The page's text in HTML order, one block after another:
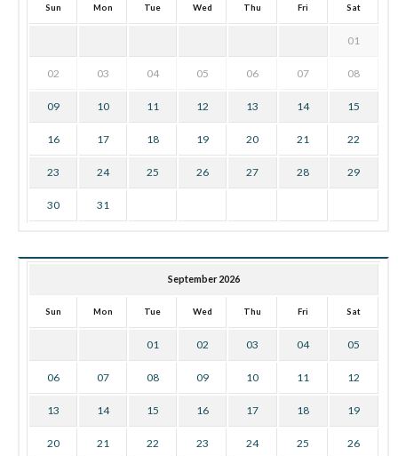
Sun Mon Tue Wed Thu Fri Sat
01
02 03 04 05 06 07 08
09 10 11 12 13 14 15
16 17 18 19 20 21 22
23 24 25 26 27 28 29
30 31
September 2026
Sun Mon Tue Wed Thu Fri Sat
01 02 03 04 05
06 07 08 09 10 11 12
13 14 15 16 17 18 19
20 21 22 23 24 25 26